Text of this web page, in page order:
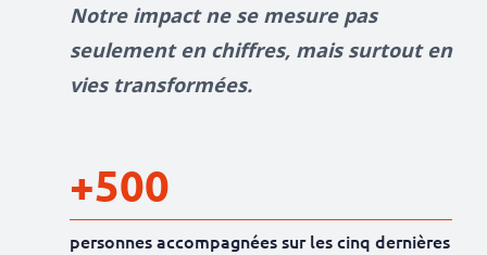
Notre impact ne se mesure pas
seulement en chiffres, mais surtout en
vies transformées.
+500
personnes accompagnées sur les cinq dernières